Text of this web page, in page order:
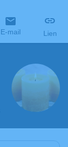
E-mail Lien